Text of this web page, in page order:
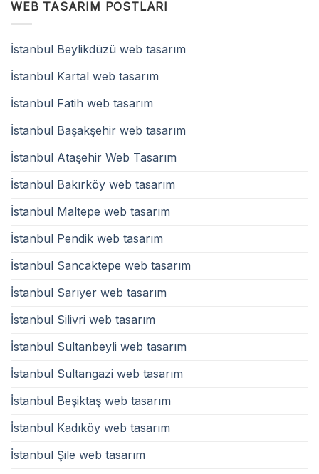
WEB TASARIM POSTLARI
İstanbul Beylikdüzü web tasarım
İstanbul Kartal web tasarım
İstanbul Fatih web tasarım
İstanbul Başakşehir web tasarım
İstanbul Ataşehir Web Tasarım
İstanbul Bakırköy web tasarım
İstanbul Maltepe web tasarım
İstanbul Pendik web tasarım
İstanbul Sancaktepe web tasarım
İstanbul Sarıyer web tasarım
İstanbul Silivri web tasarım
İstanbul Sultanbeyli web tasarım
İstanbul Sultangazi web tasarım
İstanbul Beşiktaş web tasarım
İstanbul Kadıköy web tasarım
İstanbul Şile web tasarım